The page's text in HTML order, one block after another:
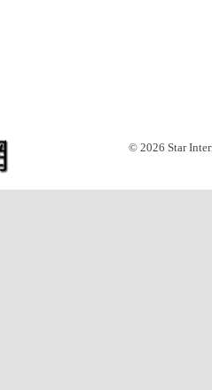
© 2026 Star